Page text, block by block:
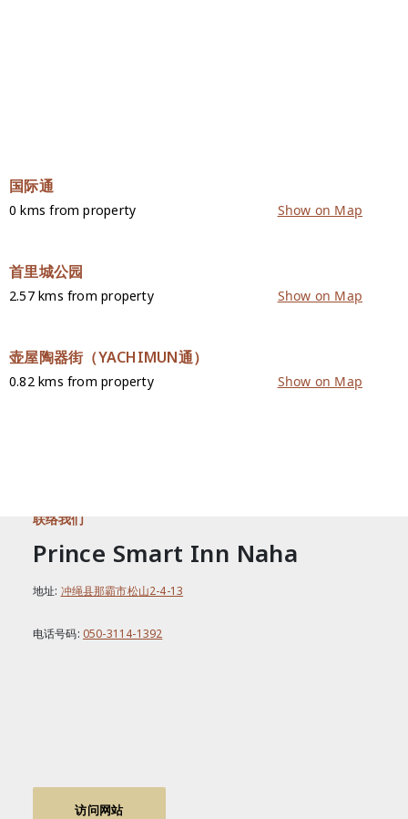
国际通
0 kms from property Show on Map
首里城公园
2.57 kms from property Show on Map
壶屋陶器街（YACHIMUN通）
0.82 kms from property Show on Map
联络我们
Prince Smart Inn Naha
地址: 冲绳县那霸市松山2-4-13
电话号码: 050-3114-1392
访问网站